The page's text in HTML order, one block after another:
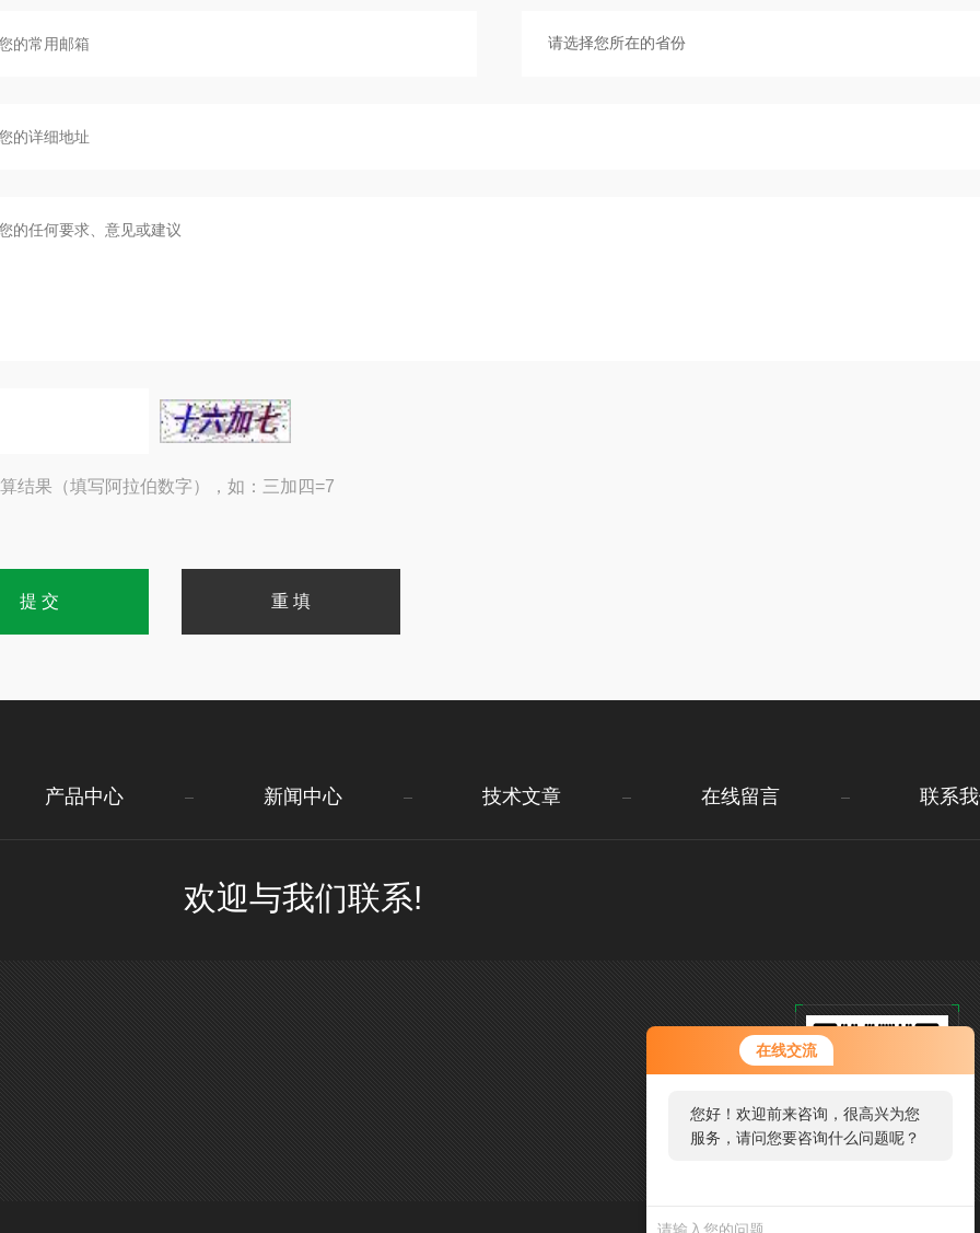
在线交流
您好！欢迎前来咨询，很高兴为您
服务，请问您要咨询什么问题呢？
结果（填写阿拉伯数字），如：三加四=7
产品中心 新闻中心 技术文章 在线留言 联系
欢迎与我们联系!